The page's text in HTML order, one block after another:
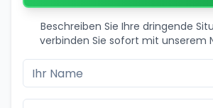
Beschreiben Sie Ihre dringende
verbinden Sie sofort mit unserem